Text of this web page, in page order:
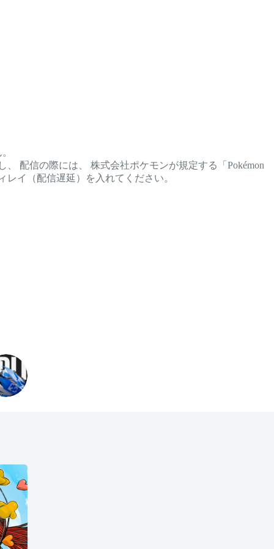
配信の際には、 株式会社ポケモンが規定する「Pokémon
レイ（配信遅延）を入れてください。